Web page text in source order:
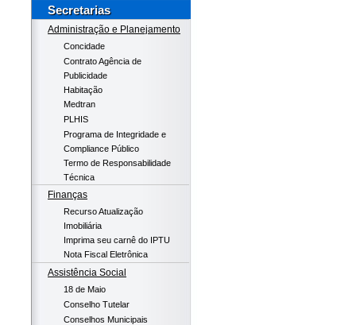
Secretarias
Administração e Planejamento
Concidade
Contrato Agência de
Publicidade
Habitação
Medtran
PLHIS
Programa de Integridade e
Compliance Público
Termo de Responsabilidade
Técnica
Finanças
Recurso Atualização
Imobiliária
Imprima seu carnê do IPTU
Nota Fiscal Eletrônica
Assistência Social
18 de Maio
Conselho Tutelar
Conselhos Municipais